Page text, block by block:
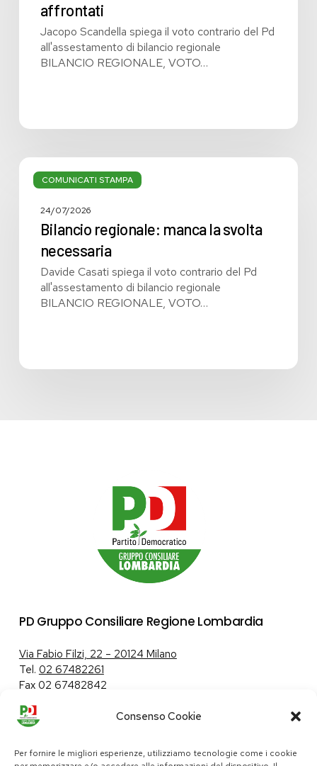
Consenso Cookie
Per fornire le migliori esperienze, utilizziamo tecnologie come i cookie
affrontati
affrontati
Jacopo Scandella spiega il voto contrario del Pd
all'assestamento di bilancio regionale
BILANCIO REGIONALE, VOTO…
COMUNICATI STAMPA
Bilancio
regionale:
svolta
24/07/2026
Bilancio regionale: manca la svolta
necessaria
Davide Casati spiega il voto contrario del Pd
all'assestamento di bilancio regionale
BILANCIO REGIONALE, VOTO…
PD Gruppo Consiliare Regione Lombardia
Via Fabio Filzi, 22 – 20124 Milano
Tel. 02 67482261
Fax 02 67482842
Tutela dei dati personali|Politica sui cookie